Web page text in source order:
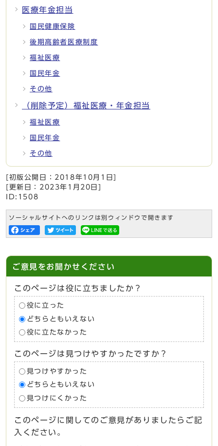
医療年金担当
国民健康保険
後期高齢者医療制度
福祉医療
国民年金
その他
（削除予定）福祉医療・年金担当
福祉医療
国民年金
その他
[初版公開日： 2018年10月1日
[更新日： 2023年1月20日
ID:1508
ソーシャルサイトへのリンクは別ウィンドウで開きます
ご意見をお聞かせください
このページは役に立ちましたか？
役に立った
どちらともいえない
役に立たなかった
このページは見つけやすかったですか？
見つけやすかった
どちらともいえない
見つけにくかった
このページに関してのご意見がありましたらご記
入ください。